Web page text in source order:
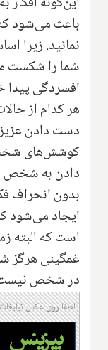
باعث می‌شود
نمائید. زیرا
شما را شکست
افسردگی پیدا
هر کدام از
دست دادن
کوشش‌های
دادن به شخص
بدون انحراف
ایجاد می‌شود
است که البته
غمگینی هرگز
در شخص
لطفا روی عکس